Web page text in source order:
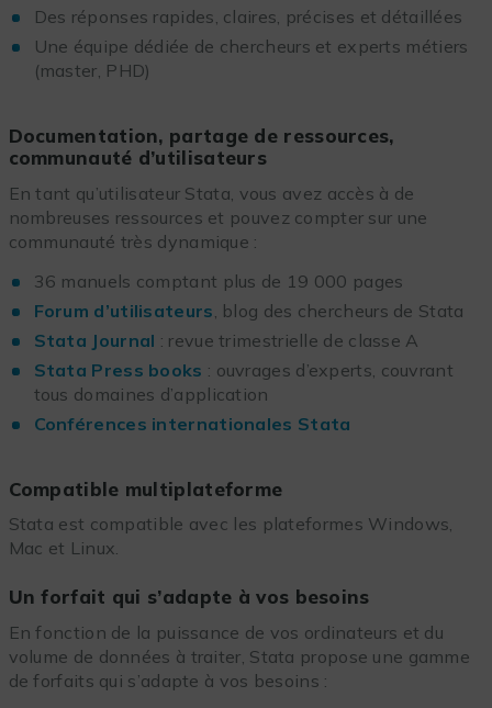
Des réponses rapides, claires, précises et détaillées
Une équipe dédiée de chercheurs et experts métiers
(master, PHD)
Documentation, partage de ressources,
communauté d’utilisateurs
En tant qu’utilisateur Stata, vous avez accès à de
nombreuses ressources et pouvez compter sur une
communauté très dynamique :
36 manuels comptant plus de 19 000 pages
Forum d’utilisateurs , blog des chercheurs de Stata
Stata Journal : revue trimestrielle de classe A
Stata Press books : ouvrages d’experts, couvrant
tous domaines d’application
Conférences internationales Stata
Compatible multiplateforme
Stata est compatible avec les plateformes Windows,
Mac et Linux.
Un forfait qui s’adapte à vos besoins
En fonction de la puissance de vos ordinateurs et du
volume de données à traiter, Stata propose une gamme
de forfaits qui s’adapte à vos besoins :